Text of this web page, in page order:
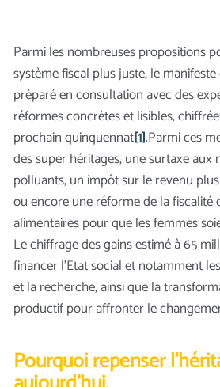
Parmi les nombreuses propositions
système fiscal plus juste, le manifeste
préparé en consultation avec des
réformes concrètes et lisibles,
prochain quinquennat[1].Parmi ces
des super héritages, une surtaxe aux
polluants, un impôt sur le revenu
ou encore une réforme de la fiscalité
alimentaires pour que les femmes
Le chiffrage des gains estimé à 65
financer l’Etat social et notamment
et la recherche, ainsi que la
productif pour affronter le
Pourquoi repenser